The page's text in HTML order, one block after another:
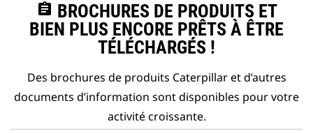
assignment BROCHURES DE PRODUITS ET
BIEN PLUS ENCORE PRÊTS À ÊTRE
TÉLÉCHARGÉS !
Des brochures de produits Caterpillar et d’autres
documents d’information sont disponibles pour votre
activité croissante.